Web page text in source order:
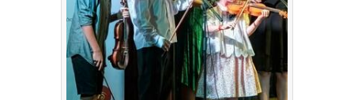
TŐSERDŐ
AUTÓSKEMPING
TŐSFÜRDŐ FAHÁZ-
APARTMAN
KISFALUDY PROGRAM